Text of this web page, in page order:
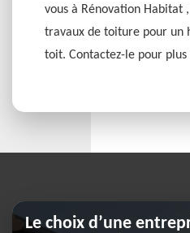
vous à Rénovation Habitat
travaux de toiture pour un
toit. Contactez-le pour plus
Le choix d’une